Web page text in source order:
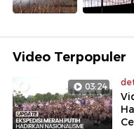
Video Terpopuler
03:24